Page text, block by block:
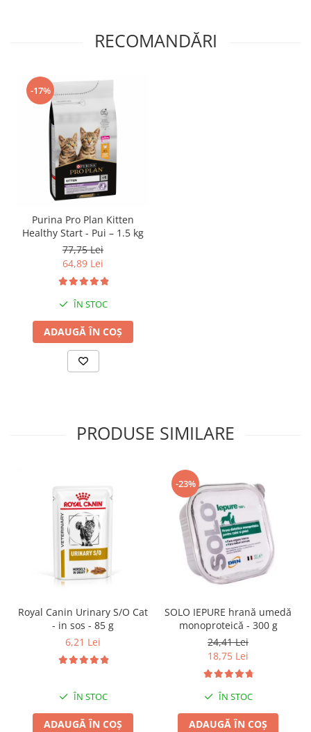
RECOMANDĂRI
-17%
Purina Pro Plan Kitten
Healthy Start - Pui – 1.5 kg
77,75 Lei
64,89 Lei
ÎN STOC
ADAUGĂ ÎN COȘ
PRODUSE SIMILARE
Royal Canin Urinary S/O Cat
- in sos - 85 g
6,21 Lei
ÎN STOC
ADAUGĂ ÎN COȘ
-23%
SOLO IEPURE hrană umedă
monoproteică - 300 g
24,41 Lei
18,75 Lei
ÎN STOC
ADAUGĂ ÎN COȘ